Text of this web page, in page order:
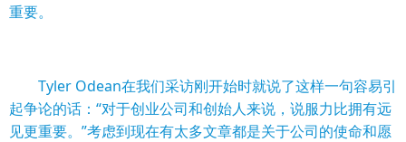
重要。
Tyler Odean在我们采访刚开始时就说了这样一句容易引
起争论的话：“对于创业公司和创始人来说，说服力比拥有远
见更重要。”考虑到现在有太多文章都是关于公司的使命和愿